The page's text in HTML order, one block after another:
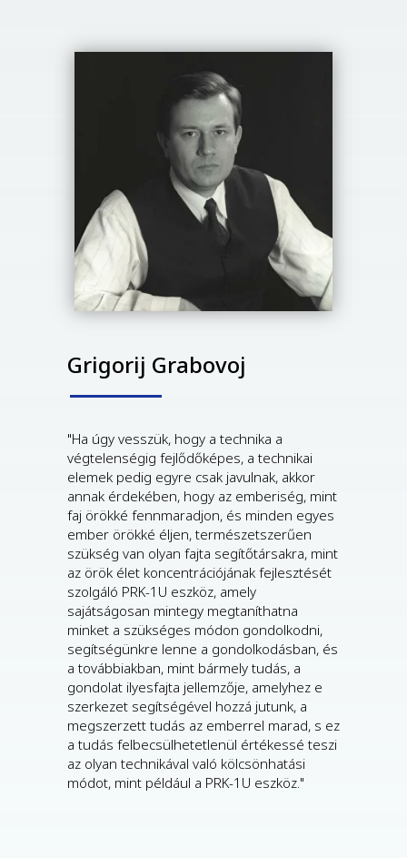
Grigorij Grabovoj
"Ha úgy vesszük, hogy a technika a
végtelenségig fejlődőképes, a technikai
elemek pedig egyre csak javulnak, akkor
annak érdekében, hogy az emberiség, mint
faj örökké fennmaradjon, és minden egyes
ember örökké éljen, természetszerűen
szükség van olyan fajta segítőtársakra, mint
az örök élet koncentrációjának fejlesztését
szolgáló PRK-1U eszköz, amely
sajátságosan mintegy megtaníthatna
minket a szükséges módon gondolkodni,
segítségünkre lenne a gondolkodásban, és
a továbbiakban, mint bármely tudás, a
gondolat ilyesfajta jellemzője, amelyhez e
szerkezet segítségével hozzá jutunk, a
megszerzett tudás az emberrel marad, s ez
a tudás felbecsülhetetlenül értékessé teszi
az olyan technikával való kölcsönhatási
módot, mint például a PRK-1U eszköz."